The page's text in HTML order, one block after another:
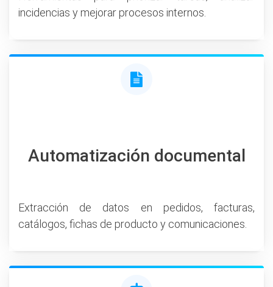
incidencias y mejorar procesos internos.
Automatización documental
Extracción de datos en pedidos, facturas,
catálogos, fichas de producto y comunicaciones.